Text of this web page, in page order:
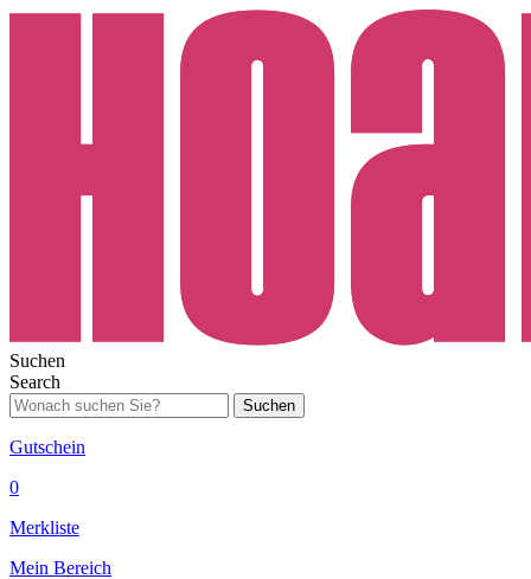
Suchen
Search
Suchen
Gutschein
0
Merkliste
Mein Bereich